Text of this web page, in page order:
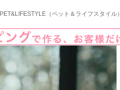
PET&LIFESTYLE（ペット＆ライフスタイル）